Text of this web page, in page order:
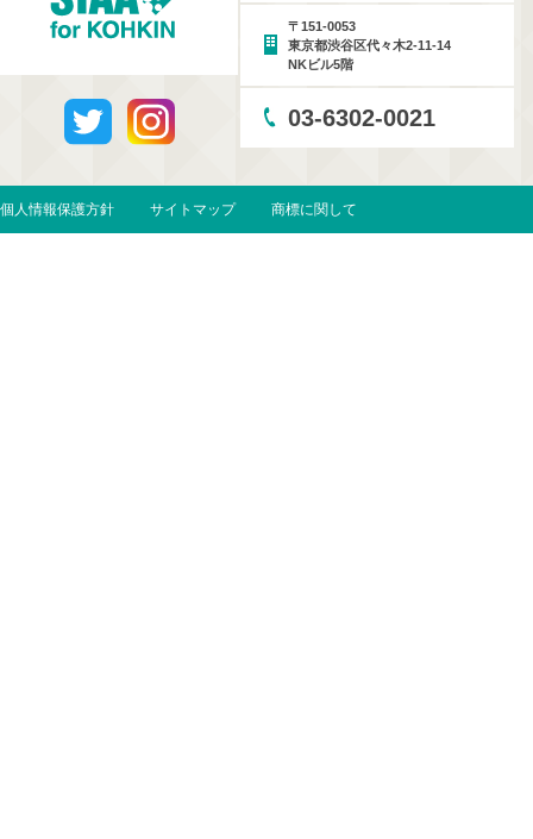
〒151-0053
東京都渋谷区代々木2-11-14
NKビル5階
03-6302-0021
個人情報保護方針 サイトマップ 商標に関して